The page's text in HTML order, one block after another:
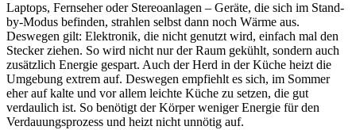
Laptops, Fernseher oder Stereoanlagen – Geräte, die sich im Stand-
by-Modus befinden, strahlen selbst dann noch Wärme aus.
Deswegen gilt: Elektronik, die nicht genutzt wird, einfach mal den
Stecker ziehen. So wird nicht nur der Raum gekühlt, sondern auch
zusätzlich Energie gespart. Auch der Herd in der Küche heizt die
Umgebung extrem auf. Deswegen empfiehlt es sich, im Sommer
eher auf kalte und vor allem leichte Küche zu setzen, die gut
verdaulich ist. So benötigt der Körper weniger Energie für den
Verdauungsprozess und heizt nicht unnötig auf.